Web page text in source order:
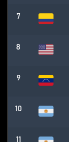
7
8
9
10
11